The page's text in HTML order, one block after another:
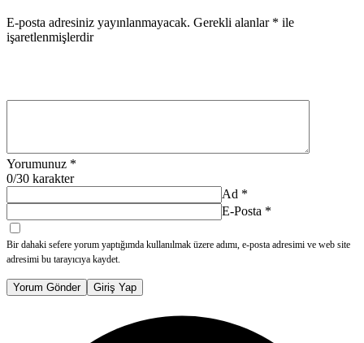
E-posta adresiniz yayınlanmayacak. Gerekli alanlar * ile
işaretlenmişlerdir
Yorumunuz *
0/30 karakter
Ad *
E-Posta *
Bir dahaki sefere yorum yaptığımda kullanılmak üzere adımı, e-posta adresimi ve web site
adresimi bu tarayıcıya kaydet.
Yorum Gönder Giriş Yap